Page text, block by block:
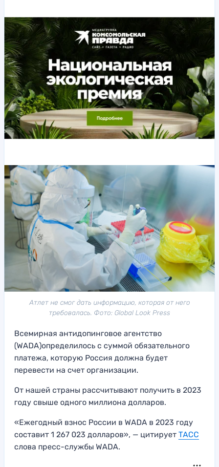
Атлет не смог дать информацию, которая от него
требовалась. Фото: Global Look Press
Всемирная антидопинговое агентство
(WADA)определилось с суммой обязательного
платежа, которую Россия должна будет
перевести на счет организации.
От нашей страны рассчитывают получить в 2023
году свыше одного миллиона долларов.
«Ежегодный взнос России в WADA в 2023 году
составит 1 267 023 долларов», — цитирует ТАСС
слова пресс-службы WADA.